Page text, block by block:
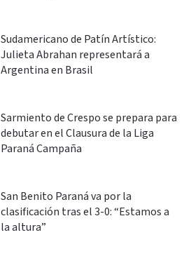
Sudamericano de Patín Artístico:
Julieta Abrahan representará a
Argentina en Brasil
Sarmiento de Crespo se prepara para
debutar en el Clausura de la Liga
Paraná Campaña
San Benito Paraná va por la
clasificación tras el 3-0: “Estamos a
la altura”